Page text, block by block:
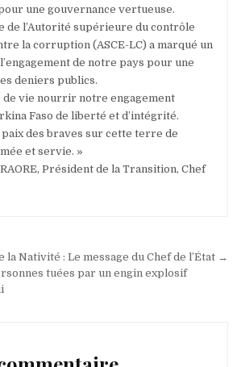
une gouvernance vertueuse.
de l’Autorité supérieure du contrôle
la corruption (ASCE-LC) a marqué un
de notre pays pour une
deniers publics.
de vie nourrir notre engagement
Faso de liberté et d’intégrité.
paix des braves sur cette terre de
et servie. »
Président de la Transition, Chef
la Nativité : Le message du Chef de l’État →
tuées par un engin explosif